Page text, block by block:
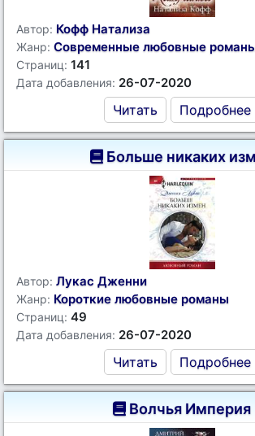
Автор: Кофф Натализа
Жанр: Современные любовные
Страниц: 141
Дата добавления: 26-07-2020
Читать Подробнее
Больше никаких
Автор: Лукас Дженни
Жанр: Короткие любовные романы
Страниц: 49
Дата добавления: 26-07-2020
Читать Подробнее
Волчья Империя